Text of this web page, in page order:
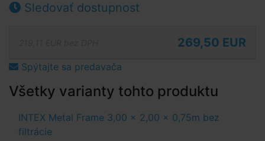
Sledovať dostupnost
269,50 EUR
Spýtajte sa predavača
Všetky varianty tohto produktu
INTEX Metal Frame 3,00 x 2,00 x 0,75m bez
filtrácie